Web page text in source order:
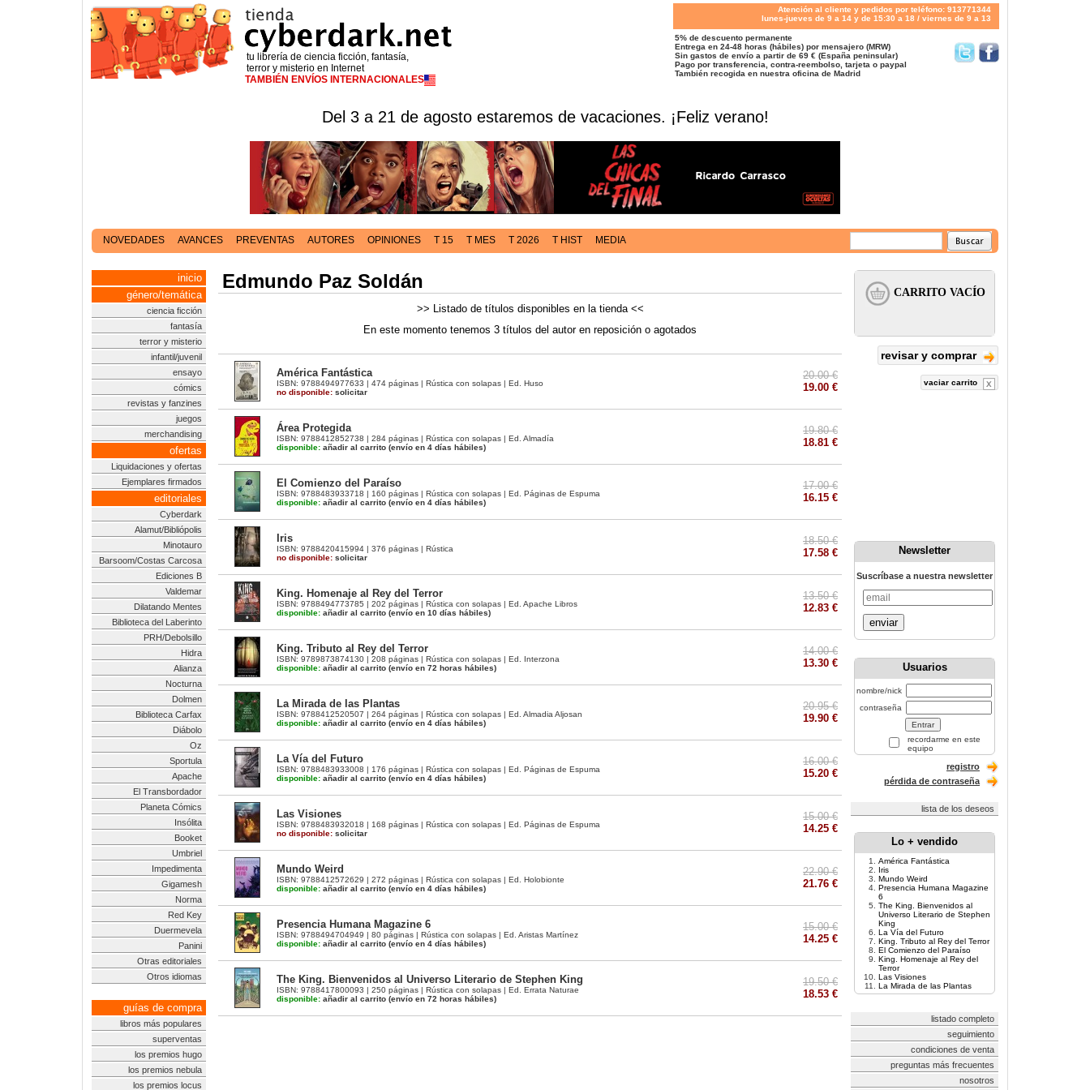
tu librería de ciencia ficción, fantasía,
terror y misterio en Internet
TAMBIÉN ENVÍOS INTERNACIONALES
Atención al cliente y pedidos por teléfono: 913771344
lunes-jueves de 9 a 14 y de 15:30 a 18 / viernes de 9 a 13
5% de descuento permanente
Entrega en 24-48 horas (hábiles) por mensajero (MRW)
Sin gastos de envío a partir de 69 € (España peninsular)
Pago por transferencia, contra-reembolso, tarjeta o paypal
También recogida en nuestra oficina de Madrid
Del 3 a 21 de agosto estaremos de vacaciones. ¡Feliz verano!
NOVEDADES AVANCES PREVENTAS AUTORES OPINIONES T 15 T MES T 2026 T HIST MEDIA
inicio
género/temática
ciencia ficción
fantasía
terror y misterio
infantil/juvenil
ensayo
cómics
revistas y fanzines
juegos
merchandising
ofertas
Liquidaciones y ofertas
Ejemplares firmados
editoriales
Cyberdark
Alamut/Bibliópolis
Minotauro
Barsoom/Costas Carcosa
Ediciones B
Valdemar
Dilatando Mentes
Biblioteca del Laberinto
PRH/Debolsillo
Hidra
Alianza
Nocturna
Dolmen
Biblioteca Carfax
Diábolo
Oz
Sportula
Apache
El Transbordador
Planeta Cómics
Insólita
Booket
Umbriel
Impedimenta
Gigamesh
Norma
Red Key
Duermevela
Panini
Otras editoriales
Otros idiomas
guías de compra
libros más populares
superventas
los premios hugo
los premios nebula
los premios locus
Edmundo Paz Soldán
>> Listado de títulos disponibles en la tienda <<
En este momento tenemos 3 títulos del autor en reposición o agotados
América Fantástica
ISBN: 9788494977633 | 474 páginas | Rústica con solapas | Ed. Huso
no disponible: solicitar
20.00 €
19.00 €
Área Protegida
ISBN: 9788412852738 | 284 páginas | Rústica con solapas | Ed. Almadía
disponible: añadir al carrito (envío en 4 días hábiles)
19.80 €
18.81 €
El Comienzo del Paraíso
ISBN: 9788483933718 | 160 páginas | Rústica con solapas | Ed. Páginas de Espuma
disponible: añadir al carrito (envío en 4 días hábiles)
17.00 €
16.15 €
Iris
ISBN: 9788420415994 | 376 páginas | Rústica
no disponible: solicitar
18.50 €
17.58 €
King. Homenaje al Rey del Terror
ISBN: 9788494773785 | 202 páginas | Rústica con solapas | Ed. Apache Libros
disponible: añadir al carrito (envío en 10 días hábiles)
13.50 €
12.83 €
King. Tributo al Rey del Terror
ISBN: 9789873874130 | 208 páginas | Rústica con solapas | Ed. Interzona
disponible: añadir al carrito (envío en 72 horas hábiles)
14.00 €
13.30 €
La Mirada de las Plantas
ISBN: 9788412520507 | 264 páginas | Rústica con solapas | Ed. Almadia Aljosan
disponible: añadir al carrito (envío en 4 días hábiles)
20.95 €
19.90 €
La Vía del Futuro
ISBN: 9788483933008 | 176 páginas | Rústica con solapas | Ed. Páginas de Espuma
disponible: añadir al carrito (envío en 4 días hábiles)
16.00 €
15.20 €
Las Visiones
ISBN: 9788483932018 | 168 páginas | Rústica con solapas | Ed. Páginas de Espuma
no disponible: solicitar
15.00 €
14.25 €
Mundo Weird
ISBN: 9788412572629 | 272 páginas | Rústica con solapas | Ed. Holobionte
disponible: añadir al carrito (envío en 4 días hábiles)
22.90 €
21.76 €
Presencia Humana Magazine 6
ISBN: 9788494704949 | 80 páginas | Rústica con solapas | Ed. Aristas Martínez
disponible: añadir al carrito (envío en 4 días hábiles)
15.00 €
14.25 €
The King. Bienvenidos al Universo Literario de Stephen King
ISBN: 9788417800093 | 250 páginas | Rústica con solapas | Ed. Errata Naturae
disponible: añadir al carrito (envío en 72 horas hábiles)
19.50 €
18.53 €
revisar y comprar
vaciar carrito
Newsletter
Suscríbase a nuestra newsletter
enviar
Usuarios
nombre/nick
contraseña
recordarme en este
equipo
registro
pérdida de contraseña
lista de los deseos
Lo + vendido
América Fantástica
Iris
Mundo Weird
Presencia Humana Magazine
6
The King. Bienvenidos al
Universo Literario de Stephen
King
La Vía del Futuro
King. Tributo al Rey del Terror
El Comienzo del Paraíso
King. Homenaje al Rey del
Terror
Las Visiones
La Mirada de las Plantas
listado completo
seguimiento
condiciones de venta
preguntas más frecuentes
nosotros